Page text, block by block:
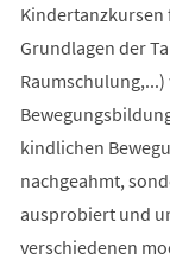
Kindertanzkursen
Grundlagen der
kindlichen
nachgeahmt,
ausprobiert und
verschiedenen